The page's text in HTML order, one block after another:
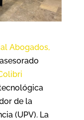
Abogados,
de la
(UPV). La